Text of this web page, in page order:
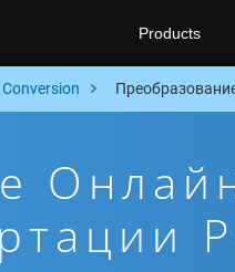
Products
Conversion